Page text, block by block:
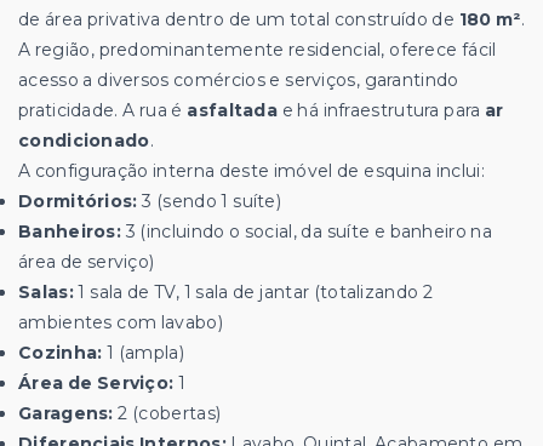
de área privativa dentro de um total construído de 180 m².
A região, predominantemente residencial, oferece fácil
acesso a diversos comércios e serviços, garantindo
praticidade. A rua é asfaltada e há infraestrutura para ar
condicionado.
A configuração interna deste imóvel de esquina inclui:
Dormitórios: 3 (sendo 1 suíte)
Banheiros: 3 (incluindo o social, da suíte e banheiro na
área de serviço)
Salas:1 sala de TV, 1 sala de jantar (totalizando 2
ambientes com lavabo)
Cozinha: 1 (ampla)
Área de Serviço: 1
Garagens: 2 (cobertas)